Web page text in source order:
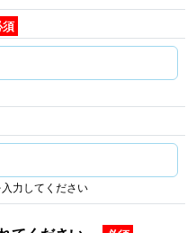
須
力してください